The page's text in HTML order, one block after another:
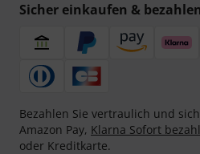
Sicher einkaufen & bezahlen
Bezahlen Sie vertraulich und
Amazon Pay, Klarna Sofort
oder Kreditkarte.